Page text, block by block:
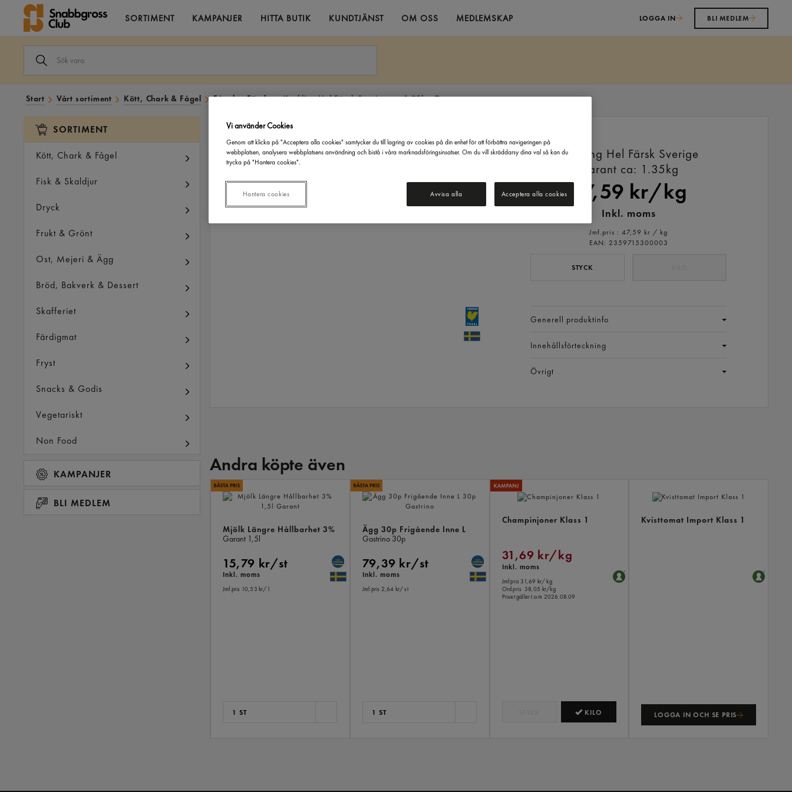
SORTIMENT KAMPANJER HITTA BUTIK KUNDTJÄNST OM OSS MEDLEMSKAP LOGGA IN BLI MEDLEM
VARA
Start Vårt sortiment Kött, Chark & Fågel Fågel Färskt Kyckling Hel Färsk Sverige ca: 1.35kg Garant
SORTIMENT
Kött, Chark & Fågel
Fisk & Skaldjur
Dryck
Frukt & Grönt
Ost, Mejeri & Ägg
Bröd, Bakverk & Dessert
Skafferiet
Färdigmat
Fryst
Snacks & Godis
Vegetariskt
Non Food
KAMPANJER
BLI MEDLEM
Kyckling Hel Färsk Sverige
Garant ca: 1.35kg
47,59 kr/kg
Inkl. moms
Jmf.pris : 47,59 kr / kg
EAN: 2359715300003
STYCK
Generell produktinfo
Innehållsförteckning
Övrigt
Andra köpte även
Mjölk Längre Hållbarhet 3%
Garant 1,5l
15,79 kr/st
Inkl. moms
Jmf.pris 10,53 kr/ l
1 ST
Ägg 30p Frigående Inne L
Gastrino 30p
79,39 kr/st
Inkl. moms
Jmf.pris 2,64 kr/ st
1 ST
Champinjoner Klass 1
31,69 kr/kg
Inkl. moms
Jmf.pris 31,69 kr/ kg
Ord.pris 38,05 kr/kg
Priset gäller t.o.m 2026.08.09
KILO
Kvisttomat Import Klass 1
LOGGA IN OCH SE PRIS
Vi använder Cookies
Genom att klicka på "Acceptera alla cookies" samtycker du till lagring av cookies på din enhet för att förbättra navigeringen på
webbplatsen, analysera webbplatsens användning och bistå i våra marknadsföringsinsatser. Om du vill skräddarsy dina val så kan du
trycka på "Hantera cookies".
Avvisa alla Acceptera alla cookies
Hantera cookies